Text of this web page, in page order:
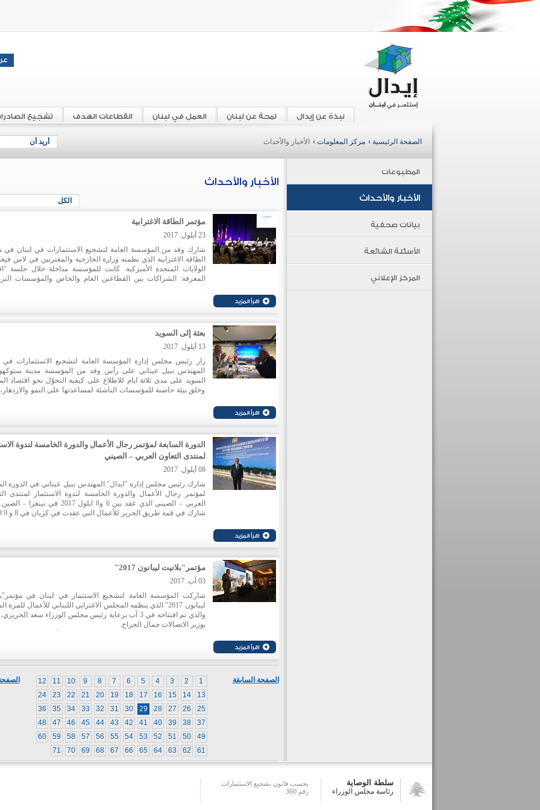
تشجيع القطاعات الهدف العمل في لبنان لمحة عن لبنان نبذة عن إيدال
أريد أن الصفحة الرئيسية › مركز المعلومات › الأخبار والأحداث
المطبوعات
الأخبار والأحداث
بيانات صحفية
الأسئلة الشائعة
المركز الإعلاني
الأخبار والأحداث
الكل
مؤتمر الطاقة الاغترابية
23 أيلول. 2017
شارك وفد من المؤسسة العامة لتشجيع الاستثمارات في لبنان في
الطاقة الاغترابية الذي نظمته وزارة الخارجية والمغتربين في لاس
الولايات المتحدة الأميركية. كانت للمؤسسة مداخلة خلال جلسة
المعرفة: الشراكات بين القطاعين العام والخاص والمؤسسات
المؤسسة الأستاذ مرشد الحاج شاهين الذي القى كلمة رئيس مجلس
المهندس نبيل عيتاني حيث دعا إلى شبك الطاقات للعمل من اجل بلد
بعثة إلى السويد
13 أيلول. 2017
زار رئيس مجلس إدارة المؤسسة العامة لتشجيع الاستثمارات في
المهندس نبيل عيتاني على رأس وفد من المؤسسة مدينة
السويد على مدى ثلاثة ايام للاطلاع على كيفية التحوّل نحو اقتصاد
وخلق بيئة حاضنة للمؤسسات الناشئة لمساعدتها على النمو
الدورة السابعة لمؤتمر رجال الأعمال والدورة الخامسة لندوة
لمنتدى التعاون العربي – الصيني
08 أيلول. 2017
شارك رئيس مجلس إدارة "ايدال" المهندس نبيل عيتاني في الدورة
لمؤتمر رجال الأعمال والدورة الخامسة لندوة الاستثمار لمنتدى
العربي – الصيني الذي عقد بين 6 و8 ايلول 2017 في
مؤتمر"بلانيت ليبانون 2017"
03 آب. 2017
شاركت المؤسسة العامة لتشجيع الاستثمار في لبنان في
ليبانون 2017" الذي ينظمه المجلس الاغترابي اللبناني للأعمال للمرة
والذي تم افتتاحه في 3 آب برعاية رئيس مجلس الوزراء سعد
بوزير الاتصالات جمال الجراح.
1
2
3
4
5
6
7
8
9
10
11
12
13
14
15
16
17
18
19
20
21
22
23
24
25
26
27
28
29
30
31
32
33
34
35
36
37
38
39
40
41
42
43
44
45
46
47
48
49
50
51
52
53
54
55
56
57
58
59
60
61
62
63
64
65
66
67
68
69
70
71
الصفحة السابقة
سلطة الوصاية
رئاسة مجلس الوزراء
بحسب قانون تشجيع الاستثمارات
رقم 360